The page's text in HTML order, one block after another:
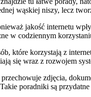
wąskiej niszy, lecz
jakość internetu
w codziennym
które korzystają z
się wraz z rozwojem
zdjęcia,
poradniki są